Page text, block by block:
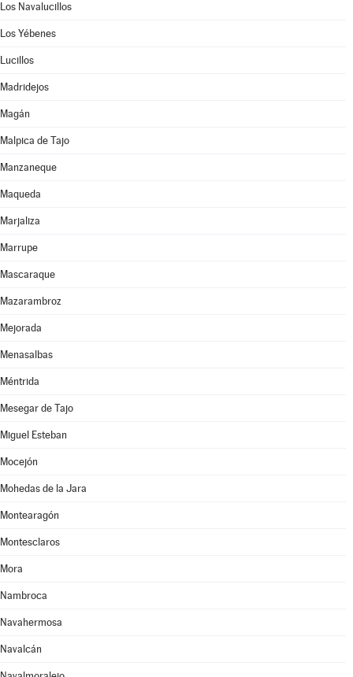
Los Navalucillos
Los Yébenes
Lucillos
Madridejos
Magán
Malpica de Tajo
Manzaneque
Maqueda
Marjaliza
Marrupe
Mascaraque
Mazarambroz
Mejorada
Menasalbas
Méntrida
Mesegar de Tajo
Miguel Esteban
Mocejón
Mohedas de la Jara
Montearagón
Montesclaros
Mora
Nambroca
Navahermosa
Navalcán